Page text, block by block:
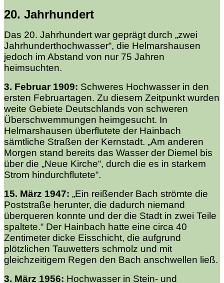
20. Jahrhundert
Das 20. Jahrhundert war geprägt durch „zwei
Jahrhunderthochwasser“, die Helmarshausen
jedoch im Abstand von nur 75 Jahren
heimsuchten.
3. Februar 1909: Schweres Hochwasser in den
ersten Februartagen. Zu diesem Zeitpunkt wurden
weite Gebiete Deutschlands von schweren
Überschwemmungen heimgesucht. In
Helmarshausen überflutete der Hainbach
sämtliche Straßen der Kernstadt. „Am anderen
Morgen stand bereits das Wasser der Diemel bis
über die „Neue Kirche“, durch die es in starkem
Strom hindurchflutete“.
15. März 1947: „Ein reißender Bach strömte die
Poststraße herunter, die dadurch niemand
überqueren konnte und der die Stadt in zwei Teile
spaltete.“ Der Hainbach hatte eine circa 40
Zentimeter dicke Eisschicht, die aufgrund
plötzlichen Tauwetters schmolz und mit
gleichzeitigem Regen den Bach anschwellen ließ.
3. März 1956: Hochwasser in Stein- und